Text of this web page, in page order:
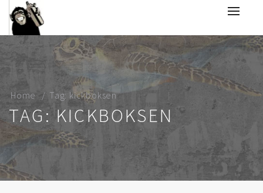
Home Tag: kickboksen
TAG: KICKBOKSEN